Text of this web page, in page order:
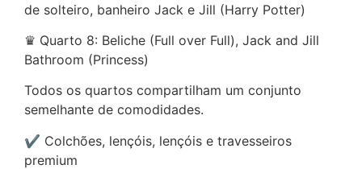
de solteiro, banheiro Jack e Jill (Harry Potter)
♛ Quarto 8: Beliche (Full over Full), Jack and Jill
Bathroom (Princess)
Todos os quartos compartilham um conjunto
semelhante de comodidades.
✔ Colchões, lençóis, lençóis e travesseiros
premium